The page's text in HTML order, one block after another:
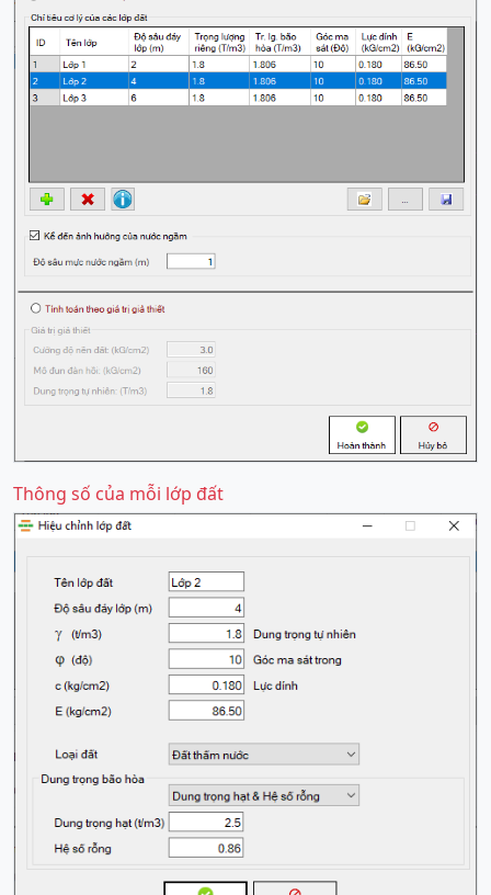
Thông số của mỗi lớp đất